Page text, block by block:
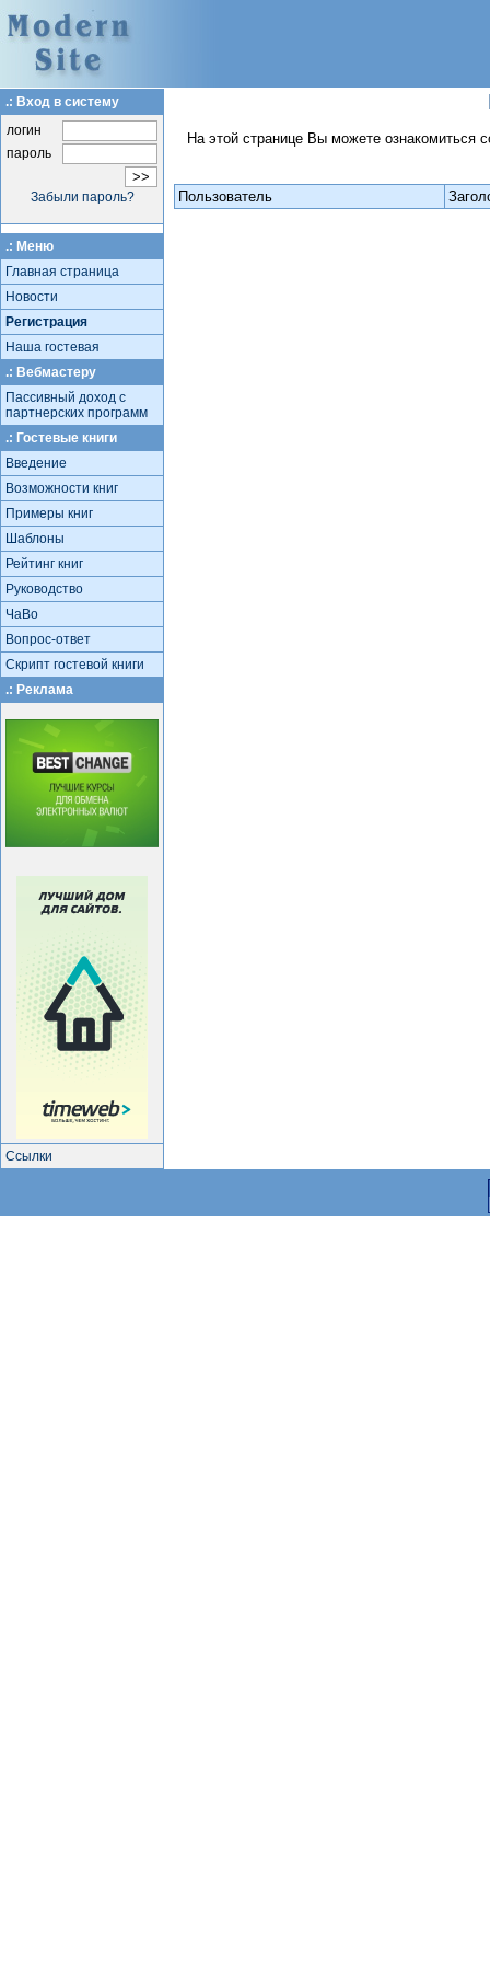
На этой странице Вы можете ознакомиться
Пользователь
.: Вход в систему
логин
пароль
Забыли пароль?
.: Меню
Главная страница
Новости
Регистрация
Наша гостевая
.: Вебмастеру
Пассивный доход с
партнерских программ
.: Гостевые книги
Введение
Возможности книг
Примеры книг
Шаблоны
Рейтинг книг
Руководство
ЧаВо
Вопрос-ответ
Скрипт гостевой книги
.: Реклама
Ссылки